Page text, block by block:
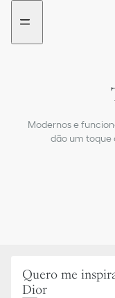
aria_goToMenu
aria_goToContent
Modernos e
dão um toque
Baby
Quero me
Dior